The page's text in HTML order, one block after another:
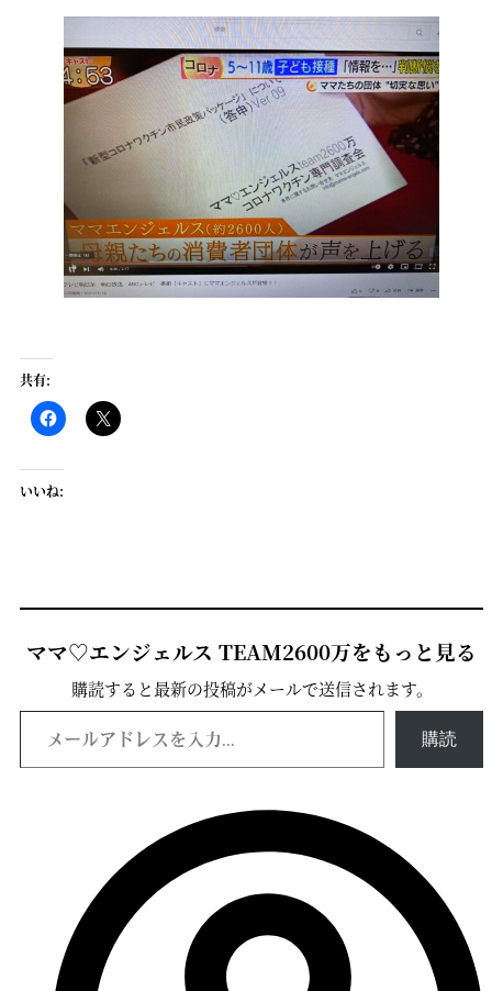
共有:
いいね:
ママ♡エンジェルス TEAM2600万をもっと見る
購読すると最新の投稿がメールで送信されます。
メールアドレスを入力...
購読